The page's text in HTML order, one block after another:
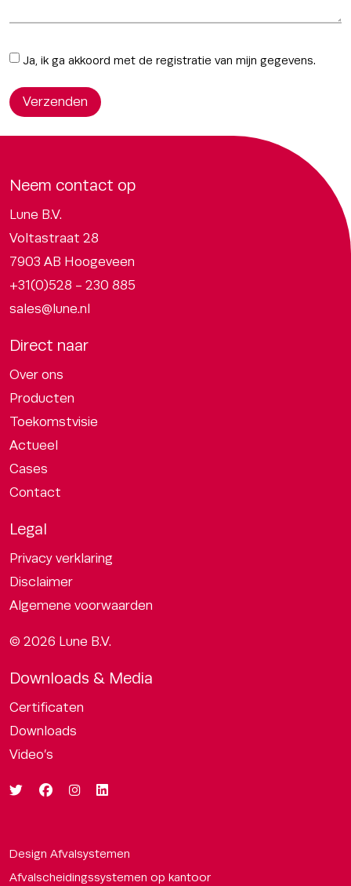
Ja, ik ga akkoord met de registratie van mijn gegevens.
Verzenden
Neem contact op
Lune B.V.
Voltastraat 28
7903 AB Hoogeveen
+31(0)528 - 230 885
sales@lune.nl
Direct naar
Over ons
Producten
Toekomstvisie
Actueel
Cases
Contact
Legal
Privacy verklaring
Disclaimer
Algemene voorwaarden
© 2026 Lune B.V.
Downloads & Media
Certificaten
Downloads
Video’s
Design Afvalsystemen
Afvalscheidingssystemen op kantoor